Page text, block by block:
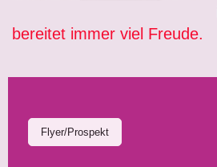
bereitet immer viel Freude.
Flyer/Prospekt